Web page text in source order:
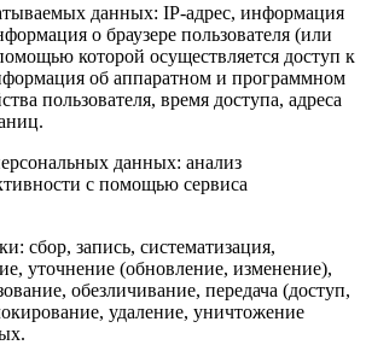
данных: IP-адрес, информация
о браузере пользователя (или
которой осуществляется доступ к
об аппаратном и программном
пользователя, время доступа, адреса
данных: анализ
с помощью сервиса
сбор, запись, систематизация,
уточнение (обновление, изменение),
обезличивание, передача (доступ,
удаление, уничтожение